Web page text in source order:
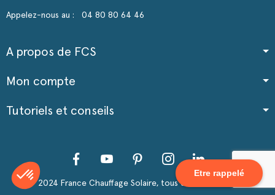
Etre rappelé
Appelez-nous au : 04 80 80 64 46
A propos de FCS
Mon compte
Tutoriels et conseils
FacebookYouTube PinterestInstagramLinkedIn
2024 France Chauffage Solaire, tous droits réservés